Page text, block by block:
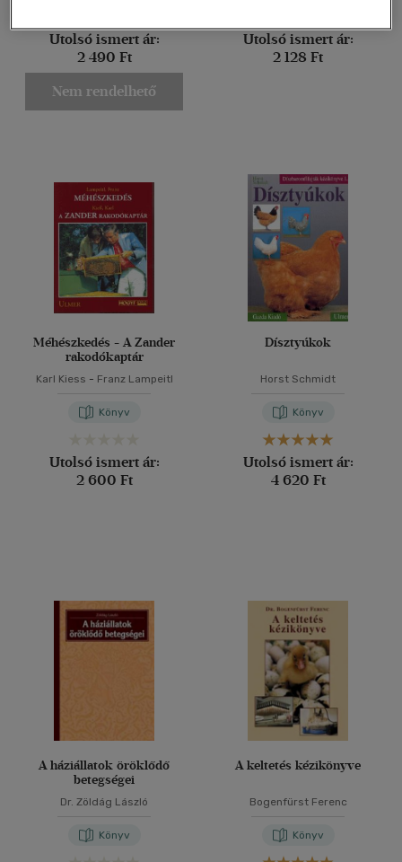
Utolsó ismert ár:
2 490 Ft
Nem rendelhető
Utolsó ismert ár:
2 128 Ft
Méhészkedés - A Zander
rakodókaptár
Karl Kiess - Franz Lampeitl
Könyv
Utolsó ismert ár:
2 600 Ft
Dísztyúkok
Horst Schmidt
Könyv
Utolsó ismert ár:
4 620 Ft
A háziállatok öröklődő
betegségei
Dr. Zöldág László
Könyv
A keltetés kézikönyve
Bogenfürst Ferenc
Könyv